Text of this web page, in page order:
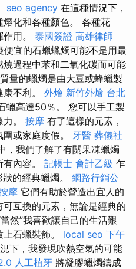
seo agency 在這種情況下，
化和各種顏色。 各種花
用。 泰國簽證 高雄律師
便宜的石蠟蠟燭可能不是用最
過程中苯和二氧化碳而可能
量的蠟燭是由大豆或蜂蠟製
不利。 外燴 新竹外燴 台北
蠟高達50％。 您可以手工製
。 按摩 有了這樣的元素，
或家庭度假。 牙醫 葬儀社
，我們了解了有關果凍蠟燭
內容。 記帳士 會計乙級 乍
的經典蠟燭。 網路行銷公
摩 它們有助於營造出宜人的
互換的元素，無論是經典的
然”我喜歡讓自己的生活艱
石蠟裝飾。 local seo 下午
下，我發現吹熱空氣的可能
人工植牙 將凝膠蠟燭鑄成